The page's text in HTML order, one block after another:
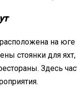
на юге
стоянки для
Здесь